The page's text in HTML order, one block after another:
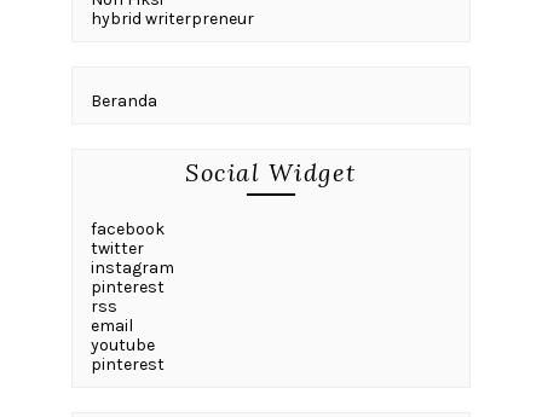
hybrid writerpreneur
Beranda
Social Widget
facebook
twitter
instagram
pinterest
rss
email
youtube
pinterest